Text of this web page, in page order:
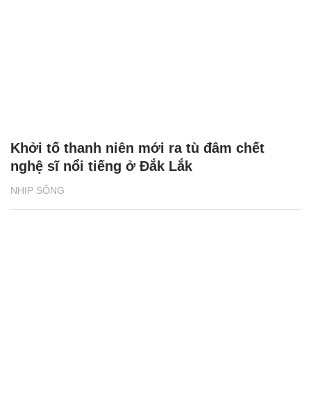
NHỊP SỐNG
Khởi tố thanh niên mới ra tù đâm chết
nghệ sĩ nổi tiếng ở Đắk Lắk